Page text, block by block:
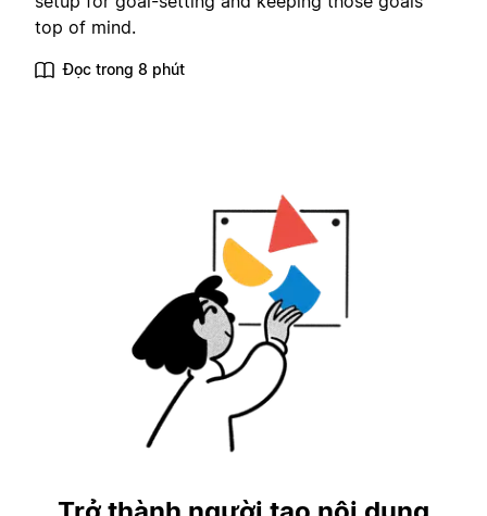
top of mind.
Đọc trong 8 phút